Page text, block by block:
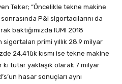
Teker; “Öncelikle tekne makine
P&I sigortacılarını da
baktığımızda IUMI 2018
primi yıllık 28.9 milyar
24.4’lük kısmı ise tekne makine
tutar yaklaşık olarak 7 milyar
hasar sonuçları aynı